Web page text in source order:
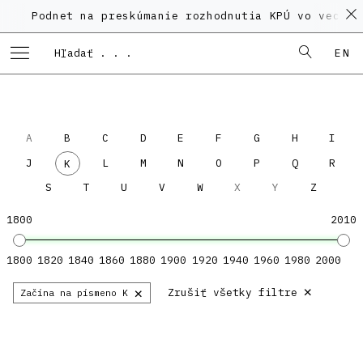
Podnet na preskúmanie rozhodnutia KPÚ vo veci
EN
A B C D E F G H
I
J
K L M N O P Q
R
S
T U V W X Y Z
1800 2010
1800 1820 1840 1860 1880 1900 1920 1940 1960 1980 2000
Začína na písmeno K × Zrušiť všetky filtre ×